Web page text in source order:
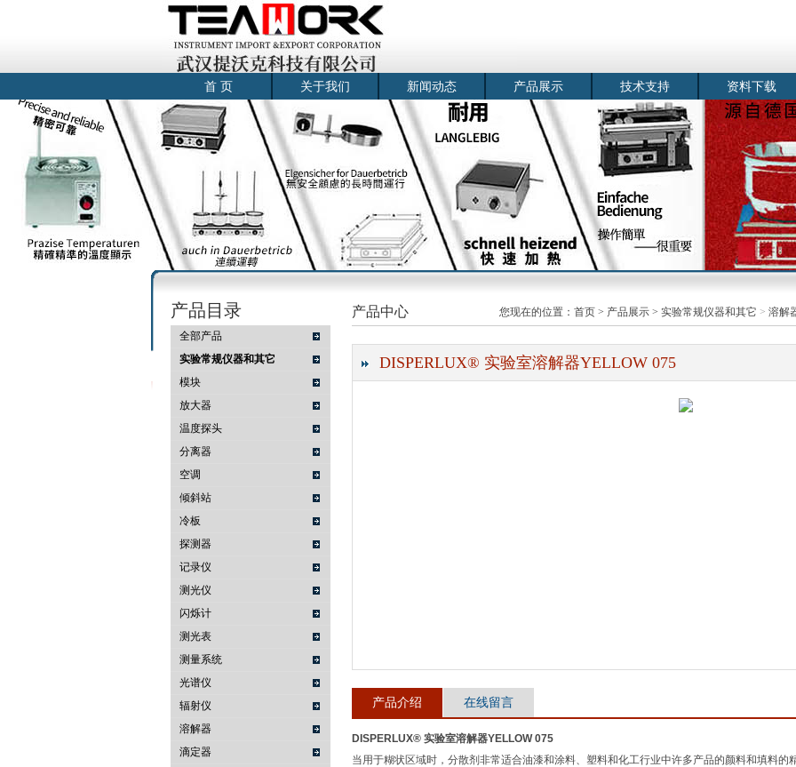
武汉提沃克科技有限公司
首 页 关于我们 新闻动态 产品展示 技术支持 资料下载
产品目录
全部产品
实验常规仪器和其它
模块
放大器
温度探头
分离器
空调
倾斜站
冷板
探测器
记录仪
测光仪
闪烁计
测光表
测量系统
光谱仪
辐射仪
溶解器
滴定器
产品中心 您现在的位置： 首页 > 产品展示 > 实验常规仪器和其它 > 溶解
DISPERLUX® 实验室溶解器YELLOW 075
产品介绍 在线留言
DISPERLUX® 实验室溶解器YELLOW 075
当用于糊状区域时，分散剂非常适合油漆和涂料、塑料和化工行业中许多产品的颜料和填料的